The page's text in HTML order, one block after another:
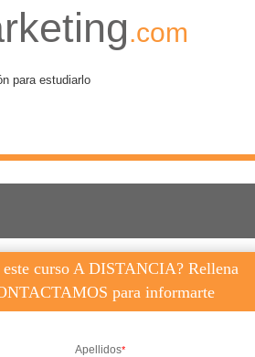
.com
para estudiarlo
este curso A DISTANCIA? Rellena
para informarte
Apellidos*